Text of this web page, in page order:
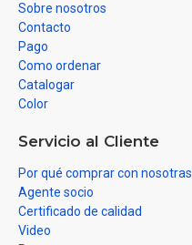
Sobre nosotros
Contacto
Pago
Como ordenar
Catalogar
Color
Servicio al Cliente
Por qué comprar con nosotras
Agente socio
Certificado de calidad
Video